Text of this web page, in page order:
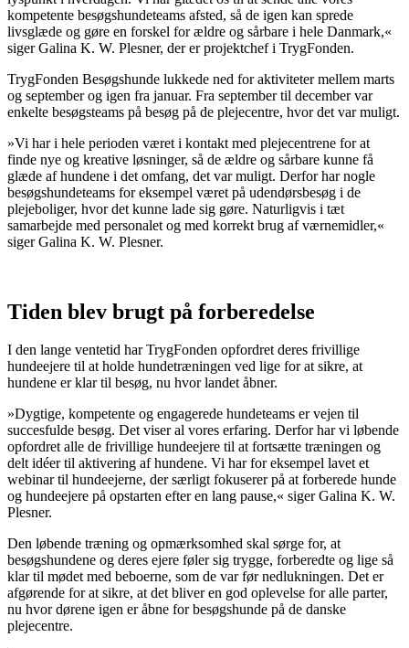
kompetente besøgshundeteams afsted, så de igen kan sprede
livsglæde og gøre en forskel for ældre og sårbare i hele Danmark,«
siger Galina K. W. Plesner, der er projektchef i TrygFonden.
TrygFonden Besøgshunde lukkede ned for aktiviteter mellem marts
og september og igen fra januar. Fra september til december var
enkelte besøgsteams på besøg på de plejecentre, hvor det var muligt.
»Vi har i hele perioden været i kontakt med plejecentrene for at
finde nye og kreative løsninger, så de ældre og sårbare kunne få
glæde af hundene i det omfang, det var muligt. Derfor har nogle
besøgshundeteams for eksempel været på udendørsbesøg i de
plejeboliger, hvor det kunne lade sig gøre. Naturligvis i tæt
samarbejde med personalet og med korrekt brug af værnemidler,«
siger Galina K. W. Plesner.
Tiden blev brugt på forberedelse
I den lange ventetid har TrygFonden opfordret deres frivillige
hundeejere til at holde hundetræningen ved lige for at sikre, at
hundene er klar til besøg, nu hvor landet åbner.
»Dygtige, kompetente og engagerede hundeteams er vejen til
succesfulde besøg. Det viser al vores erfaring. Derfor har vi løbende
opfordret alle de frivillige hundeejere til at fortsætte træningen og
delt idéer til aktivering af hundene. Vi har for eksempel lavet et
webinar til hundeejerne, der særligt fokuserer på at forberede hunde
og hundeejere på opstarten efter en lang pause,« siger Galina K. W.
Plesner.
Den løbende træning og opmærksomhed skal sørge for, at
besøgshundene og deres ejere føler sig trygge, forberedte og lige så
klar til mødet med beboerne, som de var før nedlukningen. Det er
afgørende for at sikre, at det bliver en god oplevelse for alle parter,
nu hvor dørene igen er åbne for besøgshunde på de danske
plejecentre.